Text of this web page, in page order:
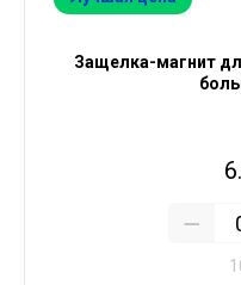
Защелка-магнит